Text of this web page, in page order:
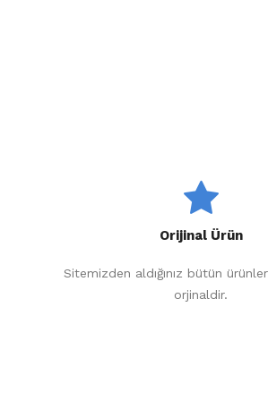
Orijinal Ürün
Sitemizden aldığınız bütün
orjinaldir.